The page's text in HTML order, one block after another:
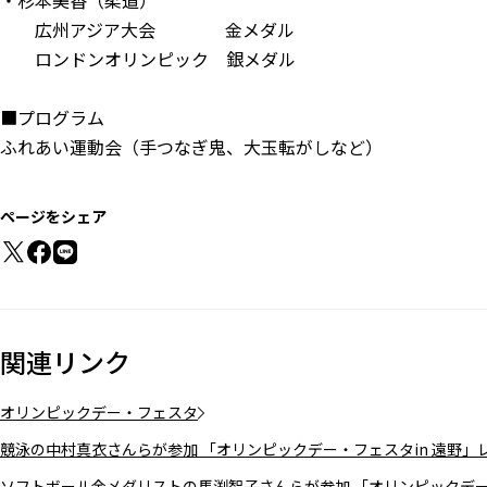
広州アジア大会 金メダル
ロンドンオリンピック 銀メダル
■プログラム
ふれあい運動会（手つなぎ鬼、大玉転がしなど）
ページをシェア
関連リンク
オリンピックデー・フェスタ
競泳の中村真衣さんらが参加 「オリンピックデー・フェスタin 遠野」